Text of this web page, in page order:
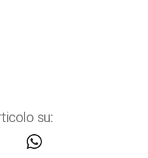
su: